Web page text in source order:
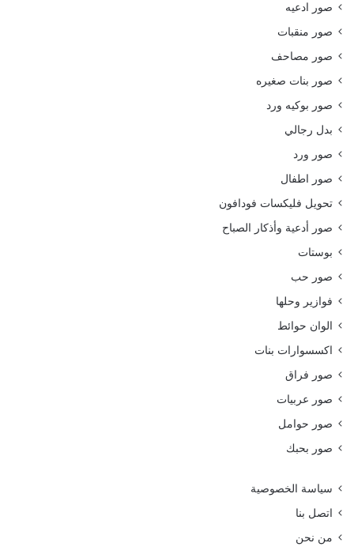
صور ادعيه
صور منقبات
صور مصاحف
صور بنات صغيره
صور بوكيه ورد
بدل رجالي
صور ورد
صور اطفال
تحويل فليكسات فودافون
صور أدعية وأذكار الصباح
بوستات
صور حب
فوازير وحلها
الوان حوائط
اكسسوارات بنات
صور فراق
صور عربيات
صور حوامل
صور بحبك
سياسة الخصوصية
اتصل بنا
من نحن